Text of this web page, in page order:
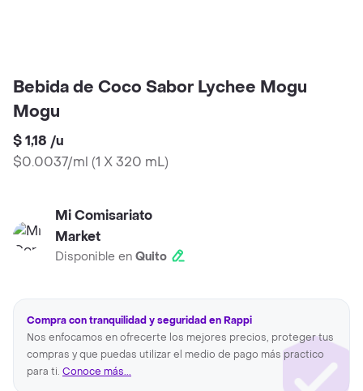
Bebida de Coco Sabor Lychee Mogu
Mogu
$ 1,18 /u
$0.0037/ml (1 X 320 mL)
Mi Comisariato
Market
Disponible en Quito
Compra con tranquilidad y seguridad en Rappi
Nos enfocamos en ofrecerte los mejores precios, proteger tus
compras y que puedas utilizar el medio de pago más practico
para ti. Conoce más...